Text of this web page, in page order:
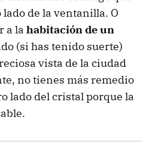
de la ventanilla. O
a la habitación de un
(si has tenido suerte)
vista de la ciudad
no tienes más remedio
lado del cristal porque la